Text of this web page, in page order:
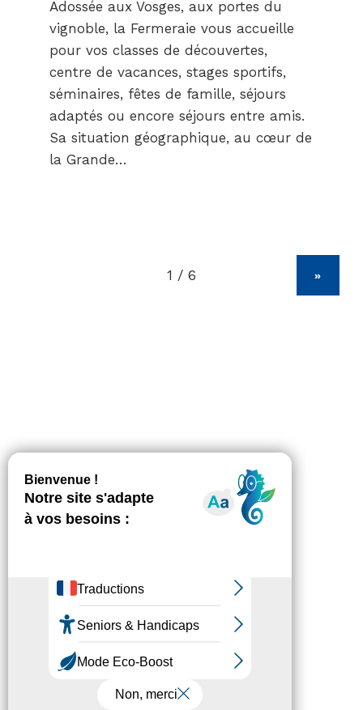
Adossée aux Vosges, aux portes du
vignoble, la Fermeraie vous accueille
pour vos classes de découvertes,
centre de vacances, stages sportifs,
séminaires, fêtes de famille, séjours
adaptés ou encore séjours entre amis.
Sa situation géographique, au cœur de
la Grande…
»